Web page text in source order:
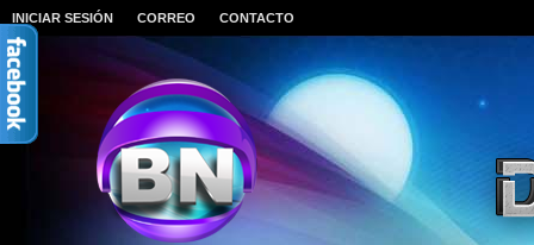
INICIAR SESIÓN CORREO CONTACTO